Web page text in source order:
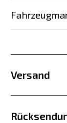
Versand